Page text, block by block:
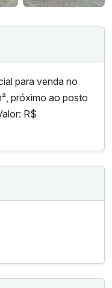
para venda no
próximo ao posto
R$